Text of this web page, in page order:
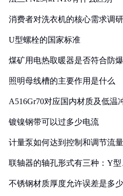
消费者对洗衣机的核心需求调
U型螺栓的国家标准
煤矿用电热取暖器是否符合防
照明母线槽的主要作用是什么
A516Gr70对应国内材质及低温
镀镍钢带可以过多少电流
计量泵如何达到控制和调节流
联轴器的轴孔形式有三种：Y型
不锈钢材质厚度允许误差是多少